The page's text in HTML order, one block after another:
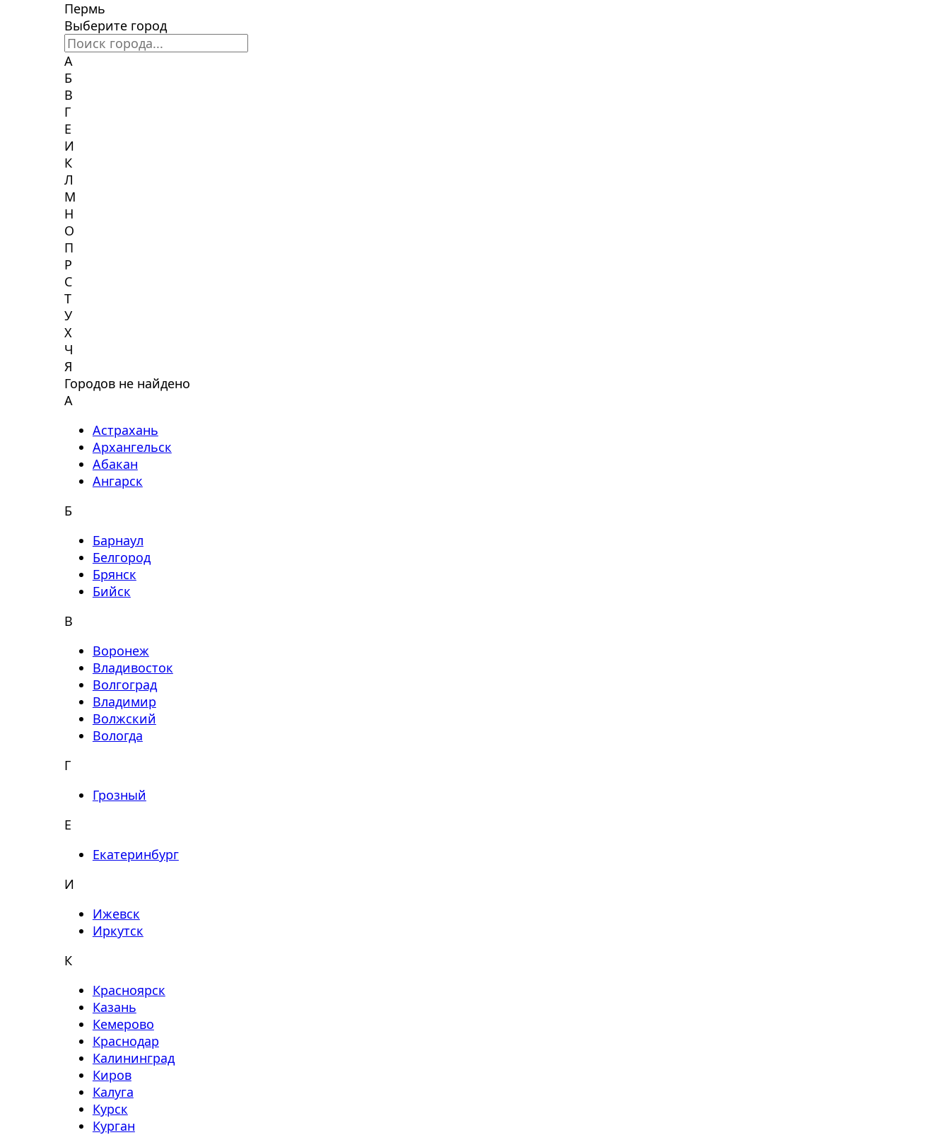
Пермь
Выберите город
А
Б
В
Г
Е
И
К
Л
М
Н
О
П
Р
С
Т
У
Х
Ч
Я
Городов не найдено
А
Астрахань
Архангельск
Абакан
Ангарск
Б
Барнаул
Белгород
Брянск
Бийск
В
Воронеж
Владивосток
Волгоград
Владимир
Волжский
Вологда
Г
Грозный
Е
Екатеринбург
И
Ижевск
Иркутск
К
Красноярск
Казань
Кемерово
Краснодар
Калининград
Киров
Калуга
Курск
Курган